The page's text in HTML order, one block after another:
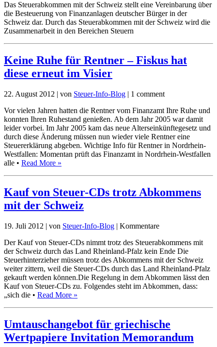
Das Steuerabkommen mit der Schweiz stellt eine Vereinbarung über
die Besteuerung von Finanzanlagen deutscher Bürger in der
Schweiz dar. Durch das Steuerabkommen mit der Schweiz wird die
Zusammenarbeit in den Bereichen Steuern
Keine Ruhe für Rentner – Fiskus hat
diese erneut im Visier
22. August 2012 | von Steuer-Info-Blog | 1 comment
Vor vielen Jahren hatten die Rentner vom Finanzamt Ihre Ruhe und
konnten Ihren Ruhestand genießen. Ab dem Jahr 2005 war damit
leider vorbei. Im Jahr 2005 kam das neue Alterseinkünftegesetz und
durch diese Änderung müssen nun wieder viele Rentner eine
Steuererklärung abgeben. Wichtige Info für Rentner in Nordrhein-
Westfallen: Momentan prüft das Finanzamt in Nordrhein-Westfallen
alle • Read More »
Kauf von Steuer-CDs trotz Abkommens
mit der Schweiz
19. Juli 2012 | von Steuer-Info-Blog | Kommentare
Der Kauf von Steuer-CDs nimmt trotz des Steuerabkommens mit
der Schweiz durch das Land Rheinland-Pfalz kein Ende Die
Steuerhinterzieher müssen trotz des Abkommens mit der Schweiz
weiter zittern, weil die Steuer-CDs durch das Land Rheinland-Pfalz
gekauft werden können.Die Regelung in dem Abkommen lässt den
Kauf von Steuer-CDs zu. Folgendes steht im Abkommen, dass:
„sich die • Read More »
Umtauschangebot für griechische
Wertpapiere Invitation Memorandum